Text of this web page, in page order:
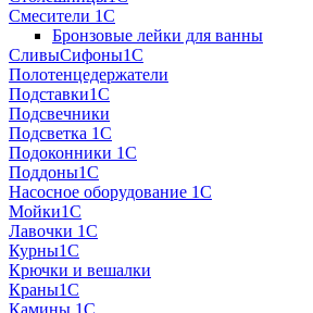
Смесители 1С
Бронзовые лейки для ванны
СливыСифоны1С
Полотенцедержатели
Подставки1С
Подсвечники
Подсветка 1С
Подоконники 1С
Поддоны1С
Насосное оборудование 1С
Мойки1С
Лавочки 1С
Курны1С
Крючки и вешалки
Краны1С
Камины 1C